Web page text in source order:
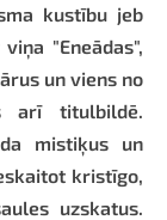
kustību jeb
"Eneādas",
un viens no
arī titulbildē.
mistiķus un
kristīgo,
uzskatus.